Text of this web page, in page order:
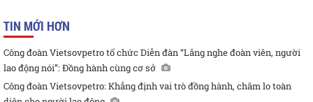
TIN MỚI HƠN
Công đoàn Vietsovpetro tổ chức Diễn đàn “Lắng nghe đoàn viên, người
lao động nói”: Đồng hành cùng cơ sở
Công đoàn Vietsovpetro: Khẳng định vai trò đồng hành, chăm lo toàn